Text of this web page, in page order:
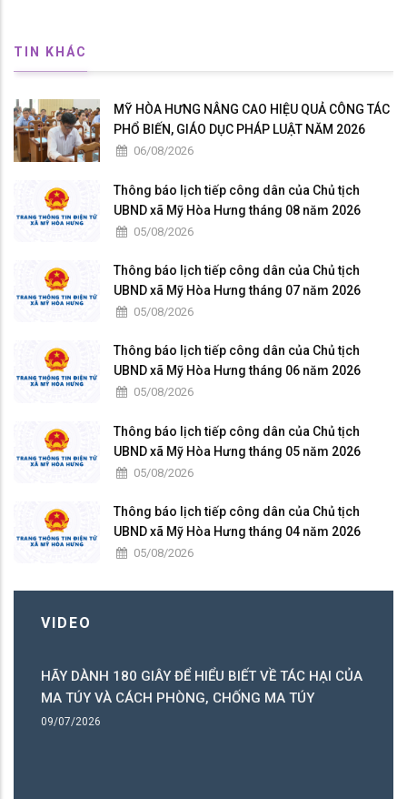
TIN KHÁC
MỸ HÒA HƯNG NÂNG CAO HIỆU QUẢ CÔNG TÁC
PHỔ BIẾN, GIÁO DỤC PHÁP LUẬT NĂM 2026
06/08/2026
Thông báo lịch tiếp công dân của Chủ tịch
UBND xã Mỹ Hòa Hưng tháng 08 năm 2026
05/08/2026
Thông báo lịch tiếp công dân của Chủ tịch
UBND xã Mỹ Hòa Hưng tháng 07 năm 2026
05/08/2026
Thông báo lịch tiếp công dân của Chủ tịch
UBND xã Mỹ Hòa Hưng tháng 06 năm 2026
05/08/2026
Thông báo lịch tiếp công dân của Chủ tịch
UBND xã Mỹ Hòa Hưng tháng 05 năm 2026
05/08/2026
Thông báo lịch tiếp công dân của Chủ tịch
UBND xã Mỹ Hòa Hưng tháng 04 năm 2026
05/08/2026
VIDEO
HÃY DÀNH 180 GIÂY ĐỂ HIỂU BIẾT VỀ TÁC HẠI CỦA
MA TÚY VÀ CÁCH PHÒNG, CHỐNG MA TÚY
09/07/2026